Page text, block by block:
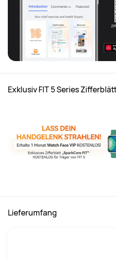
Lieferumfang